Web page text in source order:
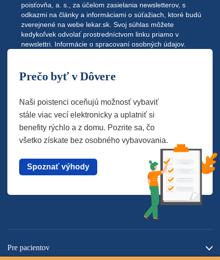
poisťovňa, a. s., za účelom zasielania newsletterov, s
odkazmi na články a informáciami o súťažiach, ktoré budú
zverejnené na webe lekar.sk. Svoj súhlas môžete
kedykoľvek odvolať prostredníctvom linku priamo v
newslettri. Informácie o spracovaní osobných údajov.
Prečo byť v Dôvere
Naši poistenci oceňujú možnosť vybaviť
stále viac vecí elektronicky a uplatniť si
benefity rýchlo a z domu. Pozrite sa, čo
všetko získate bez osobného vybavovania.
Spoznať výhody
Pre pacientov